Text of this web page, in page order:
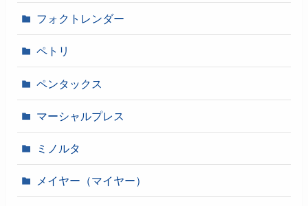
フォクトレンダー
ペトリ
ペンタックス
マーシャルプレス
ミノルタ
メイヤー（マイヤー）